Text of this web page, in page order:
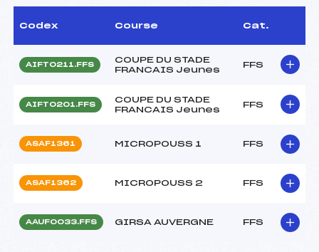
Codex Course Cat.
AIFT0211.FFS
COUPE DU STADE
FRANCAIS Jeunes
FFS
AIFT0201.FFS
COUPE DU STADE
FRANCAIS Jeunes
FFS
ASAF1361 MICROPOUSS 1 FFS
ASAF1362 MICROPOUSS 2 FFS
AAUF0033.FFS GIRSA AUVERGNE FFS